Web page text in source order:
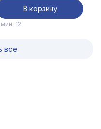
В корзину
мин. 12
все